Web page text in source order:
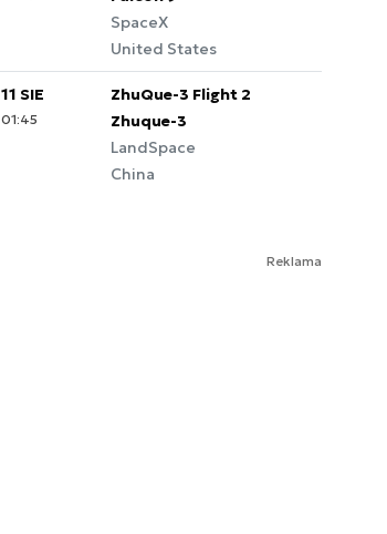
SpaceX
United States
11 SIE
01:45
ZhuQue-3 Flight 2
Zhuque-3
LandSpace
China
Reklama